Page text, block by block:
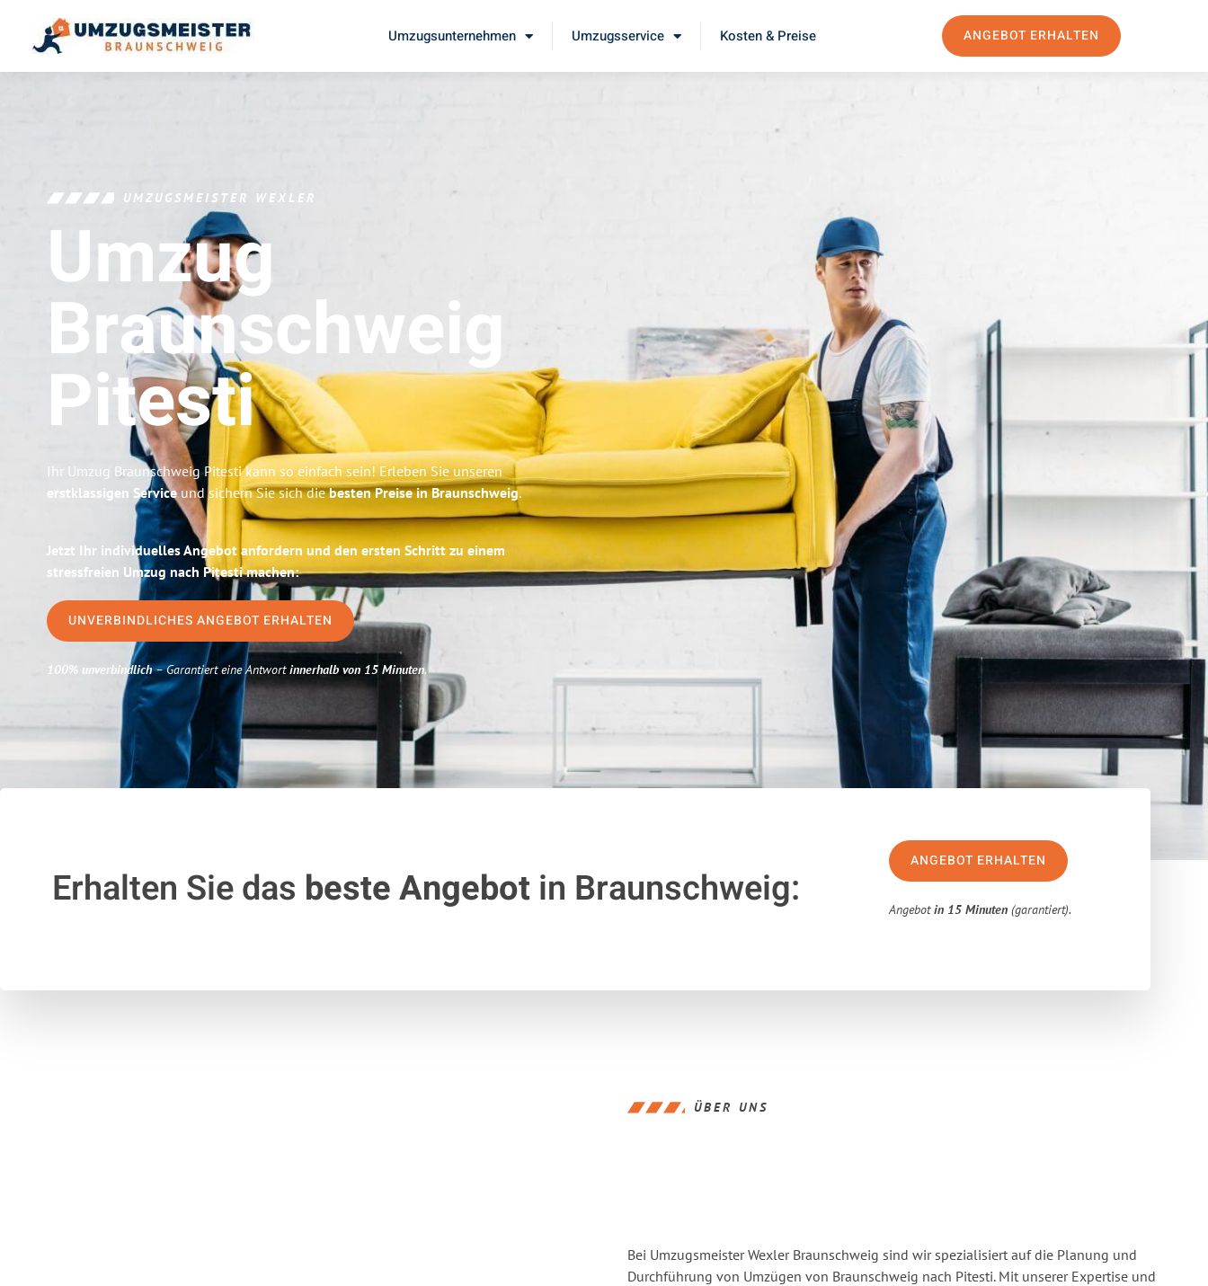
Umzugsunternehmen Umzugsservice Kosten & Preise ANGEBOT ERHALTEN
UMZUGSMEISTER WEXLER
Umzug
Braunschweig
Pitesti
Ihr Umzug Braunschweig Pitesti kann so einfach sein! Erleben Sie unseren
erstklassigen Serviceund sichern Sie sich diebesten Preise in Braunschweig.
Jetzt Ihr individuelles Angebot anfordern und den ersten Schritt zu einem
stressfreien Umzug nach Pitesti machen:
UNVERBINDLICHES ANGEBOT ERHALTEN
100% unverbindlich– Garantiert eine Antwortinnerhalb von 15 Minuten.
Erhalten Sie das beste Angebotin Braunschweig:
ANGEBOT ERHALTEN
Angebotin 15 Minuten (garantiert).
ÜBER UNS
Bei Umzugsmeister Wexler Braunschweig sind wir spezialisiert auf die Planung und
Durchführung von Umzügen von Braunschweig nach Pitesti. Mit unserer Expertise und